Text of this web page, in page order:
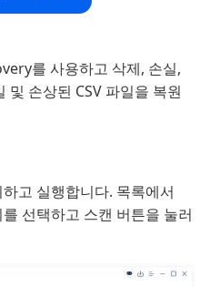
를 사용하고 삭제, 손실,
및 손상된 CSV 파일을 복원
고 실행합니다. 목록에서
선택하고 스캔 버튼을 눌러